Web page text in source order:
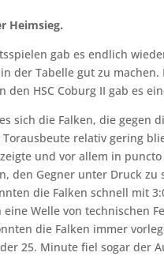
Heimsieg.
gab es endlich
der Tabelle gut zu
den HSC Coburg II gab es
sich die Falken, die gegen
relativ gering
und vor allem in
den Gegner unter Druck
die Falken schnell mit
Welle von technischen
die Falken immer
25. Minute fiel sogar der